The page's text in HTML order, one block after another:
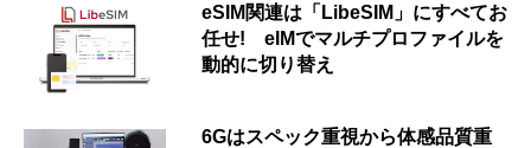
eSIM関連は「LibeSIM」にすべてお
任せ! eIMでマルチプロファイルを
動的に切り替え
6Gはスペック重視から体感品質重